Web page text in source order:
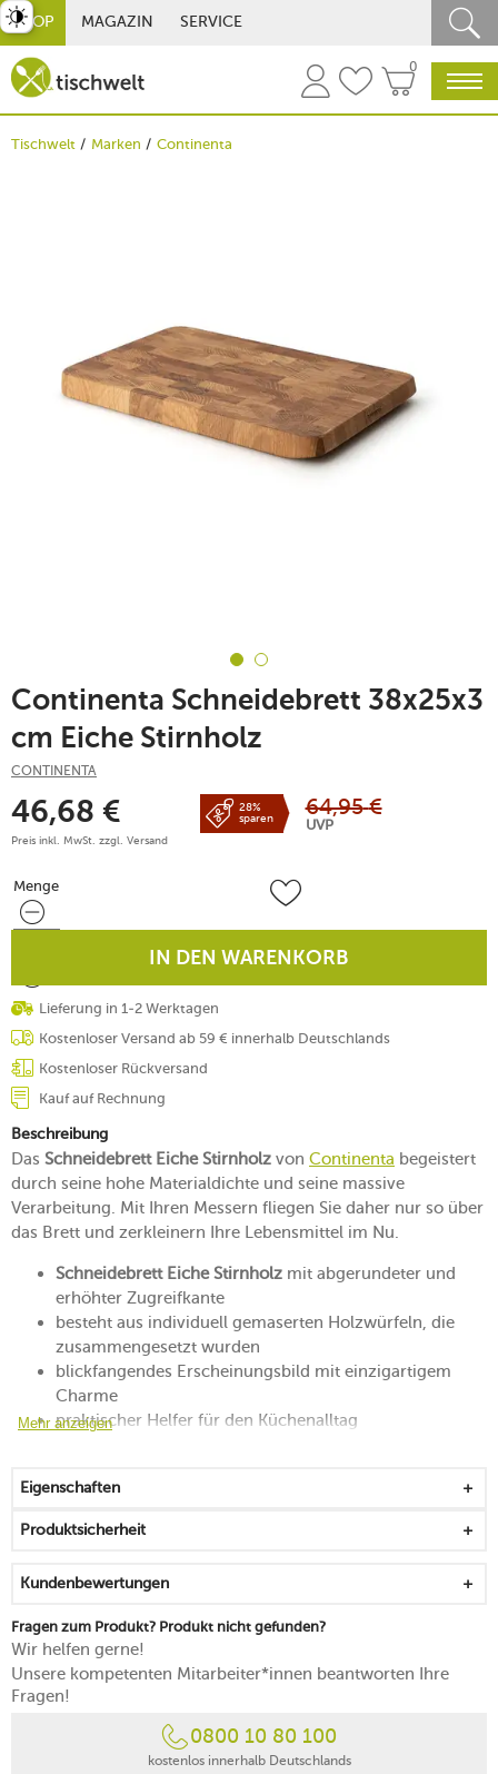
SHOP MAGAZIN SERVICE
0
Tischwelt Marken Continenta
Continenta Schneidebrett 38x25x3
cm Eiche Stirnholz
CONTINENTA
46,68 €
Preis inkl. MwSt. zzgl. Versand
28%
sparen
64,95 €
UVP
Menge
Menge
IN DEN WARENKORB
Lieferung in 1-2 Werktagen
Kostenloser Versand ab 59 € innerhalb Deutschlands
Kostenloser Rückversand
Kauf auf Rechnung
Beschreibung
Das Schneidebrett Eiche Stirnholz von Continenta begeistert
durch seine hohe Materialdichte und seine massive
Verarbeitung. Mit Ihren Messern fliegen Sie daher nur so über
das Brett und zerkleinern Ihre Lebensmittel im Nu.
Schneidebrett Eiche Stirnholz mit abgerundeter und
erhöhter Zugreifkante
besteht aus individuell gemaserten Holzwürfeln, die
zusammengesetzt wurden
blickfangendes Erscheinungsbild mit einzigartigem
Charme
praktischer Helfer für den Küchenalltag
zur Pflege hin und wieder einölen
nur von Hand reinigen
Mehr anzeigen
Eigenschaften
Produktsicherheit
Kundenbewertungen
Fragen zum Produkt? Produkt nicht gefunden?
Wir helfen gerne!
Unsere kompetenten Mitarbeiter*innen beantworten Ihre
Fragen!
0800 10 80 100
kostenlos innerhalb Deutschlands
umschalten